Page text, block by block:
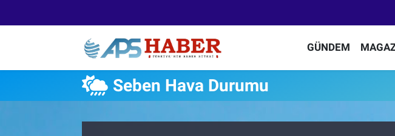
GÜNDEM
Seben Hava Durumu